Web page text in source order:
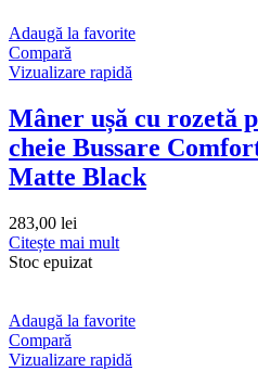
Adaugă la favorite
Compară
Vizualizare rapidă
Mâner ușă cu rozetă
cheie Bussare
Matte Black
283,00 lei
Citește mai mult
Stoc epuizat
Adaugă la favorite
Compară
Vizualizare rapidă